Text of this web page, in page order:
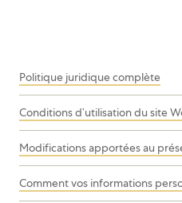
Politique juridique complète
Conditions d’utilisation du site
Modifications apportées au
Comment vos informations